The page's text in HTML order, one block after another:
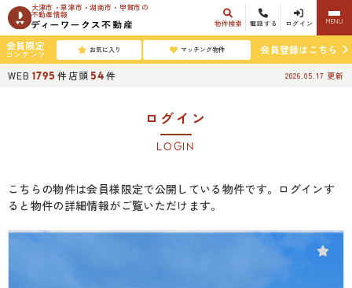
大津市・草津市・湖南市・甲賀市の
不動産情報
物件検索 電話する ログイン MENU
会員限定
コンテンツ お気に入り マッチング物件
会員登録はこちら
WEB 1795 件店頭54 件 2026.05.17 更新
ログイン
LOGIN
こちらの物件は会員様限定で公開している物件です。ログインす
ると物件の詳細情報がご覧いただけます。